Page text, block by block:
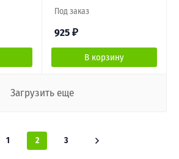
Под заказ
925 ₽
В корзину
Загрузить еще
1 2 3